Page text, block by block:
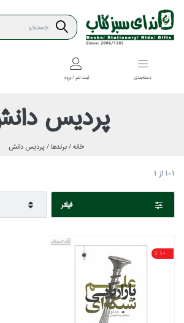
دسته‌بندي ثبت نام / ورود
پرديس
خانه /برندها /پرديس دانش
1-1از 1
فيلتر
10 %